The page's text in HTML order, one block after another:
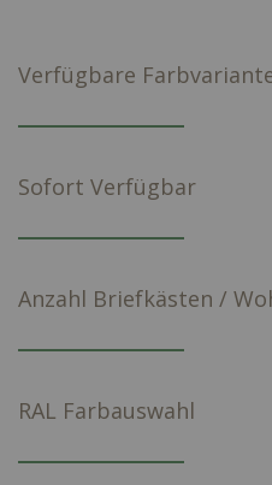
Verfügbare
Sofort Verfügbar
Anzahl Briefkästen /
RAL Farbauswahl